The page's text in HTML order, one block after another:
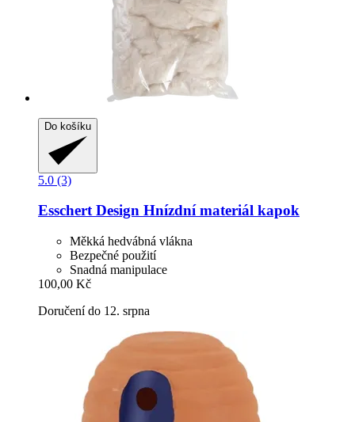
Do košíku
5.0 (3)
Esschert Design Hnízdní materiál kapok
Měkká hedvábná vlákna
Bezpečné použití
Snadná manipulace
100,00 Kč
Doručení do 12. srpna